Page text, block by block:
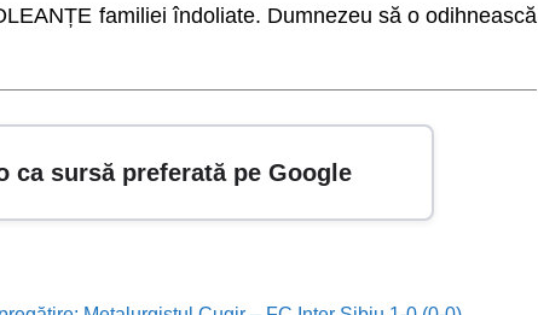
familiei îndoliate. Dumnezeu să o odihnească
ca sursă preferată pe Google